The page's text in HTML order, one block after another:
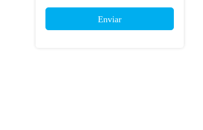
Enviar